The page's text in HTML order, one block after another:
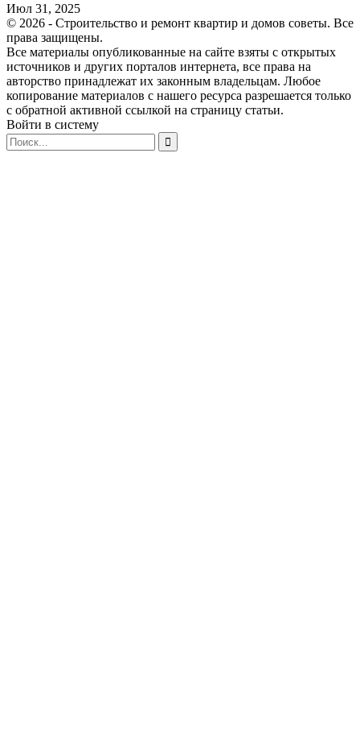
Июл 31, 2025
© 2026 - Строительство и ремонт квартир и домов советы. Все
права защищены.
Все материалы опубликованные на сайте взяты с открытых
источников и других порталов интернета, все права на
авторство принадлежат их законным владельцам. Любое
копирование материалов с нашего ресурса разрешается только
с обратной активной ссылкой на страницу статьи.
Войти в систему